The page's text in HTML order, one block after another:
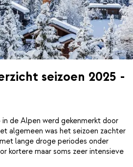
seizoen 2025 -
de Alpen werd gekenmerkt door
algemeen was het seizoen zachter
lange droge periodes onder
kortere maar soms zeer intensieve